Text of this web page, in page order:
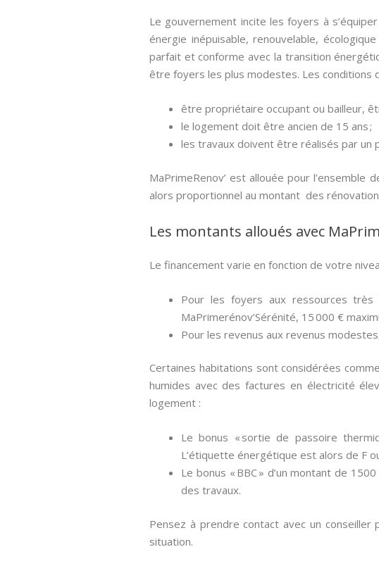
Le gouvernement incite les foyers à s’équiper
énergie inépuisable, renouvelable,
parfait et conforme avec la transition
être foyers les plus modestes. Les conditions
être propriétaire occupant ou bailleur,
le logement doit être ancien de 15 ans ;
les travaux doivent être réalisés par un
MaPrimeRenov’ est allouée pour
alors proportionnel au montant des
Les montants alloués avec
Le financement varie en fonction de votre
Pour les foyers aux ressources
MaPrimerénov’Sérénité, 15 000 €
Pour les revenus aux revenus
Certaines habitations sont considérées
humides avec des factures en électricité
logement :
Le bonus « sortie de passoire
L’étiquette énergétique est alors de F
Le bonus « BBC » d’un montant de
des travaux.
Pensez à prendre contact avec un
situation.